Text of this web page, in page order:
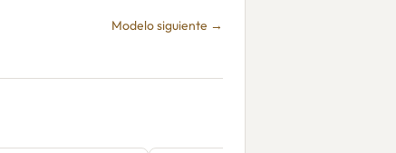
Modelo siguiente →